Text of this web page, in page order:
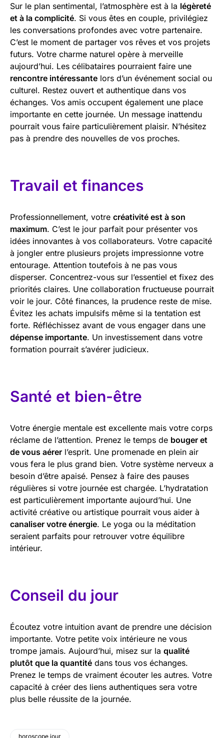
Sur le plan sentimental, l’atmosphère est à la légèreté
et à la complicité. Si vous êtes en couple, privilégiez
les conversations profondes avec votre partenaire.
C’est le moment de partager vos rêves et vos projets
futurs. Votre charme naturel opère à merveille
aujourd’hui. Les célibataires pourraient faire une
rencontre intéressante lors d’un événement social ou
culturel. Restez ouvert et authentique dans vos
échanges. Vos amis occupent également une place
importante en cette journée. Un message inattendu
pourrait vous faire particulièrement plaisir. N’hésitez
pas à prendre des nouvelles de vos proches.
Travail et finances
Professionnellement, votre créativité est à son
maximum. C’est le jour parfait pour présenter vos
idées innovantes à vos collaborateurs. Votre capacité
à jongler entre plusieurs projets impressionne votre
entourage. Attention toutefois à ne pas vous
disperser. Concentrez-vous sur l’essentiel et fixez des
priorités claires. Une collaboration fructueuse pourrait
voir le jour. Côté finances, la prudence reste de mise.
Évitez les achats impulsifs même si la tentation est
forte. Réfléchissez avant de vous engager dans une
dépense importante. Un investissement dans votre
formation pourrait s’avérer judicieux.
Santé et bien-être
Votre énergie mentale est excellente mais votre corps
réclame de l’attention. Prenez le temps de bouger et
de vous aérer l’esprit. Une promenade en plein air
vous fera le plus grand bien. Votre système nerveux a
besoin d’être apaisé. Pensez à faire des pauses
régulières si votre journée est chargée. L’hydratation
est particulièrement importante aujourd’hui. Une
activité créative ou artistique pourrait vous aider à
canaliser votre énergie. Le yoga ou la méditation
seraient parfaits pour retrouver votre équilibre
intérieur.
Conseil du jour
Écoutez votre intuition avant de prendre une décision
importante. Votre petite voix intérieure ne vous
trompe jamais. Aujourd’hui, misez sur la qualité
plutôt que la quantité dans tous vos échanges.
Prenez le temps de vraiment écouter les autres. Votre
capacité à créer des liens authentiques sera votre
plus belle réussite de la journée.
horoscope jour